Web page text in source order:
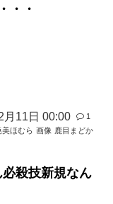
・・
11日 00:00
1
美ほむら 画像 鹿目まどか
必殺技新規なん